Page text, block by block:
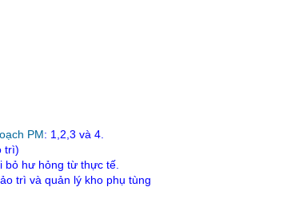
PM: 1,2,3 và 4.
trì)
bỏ hư hỏng từ thực tế.
trì và quản lý kho phụ tùng